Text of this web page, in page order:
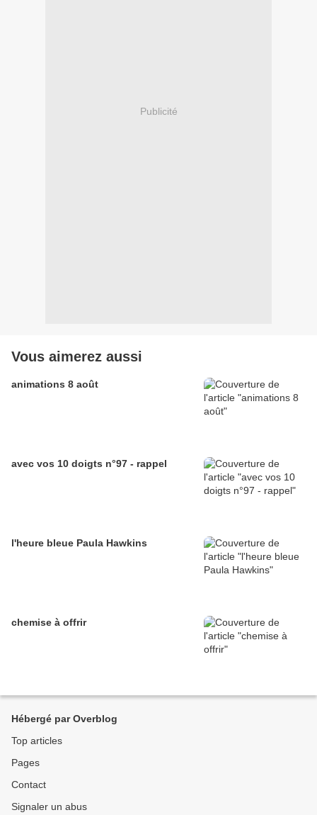
Publicité
Vous aimerez aussi
animations 8 août
avec vos 10 doigts n°97 - rappel
l'heure bleue Paula Hawkins
chemise à offrir
Hébergé par Overblog
Top articles
Pages
Contact
Signaler un abus